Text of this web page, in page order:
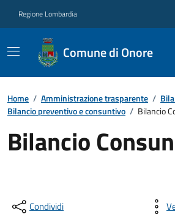
Regione Lombardia
Comune di Onore
Home / Amministrazione trasparente /
Bilancio preventivo e consuntivo / Bilancio
Bilancio
Condividi